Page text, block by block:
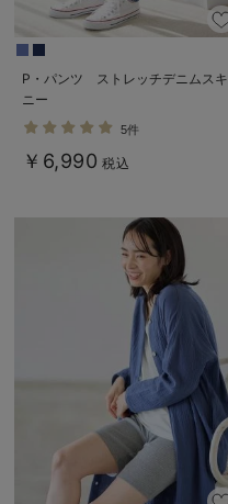
P・パンツ ストレッチデニムスキ
ニー
5件
￥6,990 税込